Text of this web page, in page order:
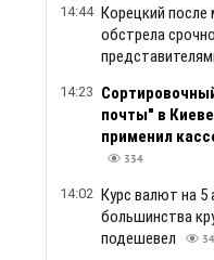
14:44 Корецкий после
обстрела
14:23
почты" в
применил
334
14:02 Курс валют на 5
большинства
подешевел